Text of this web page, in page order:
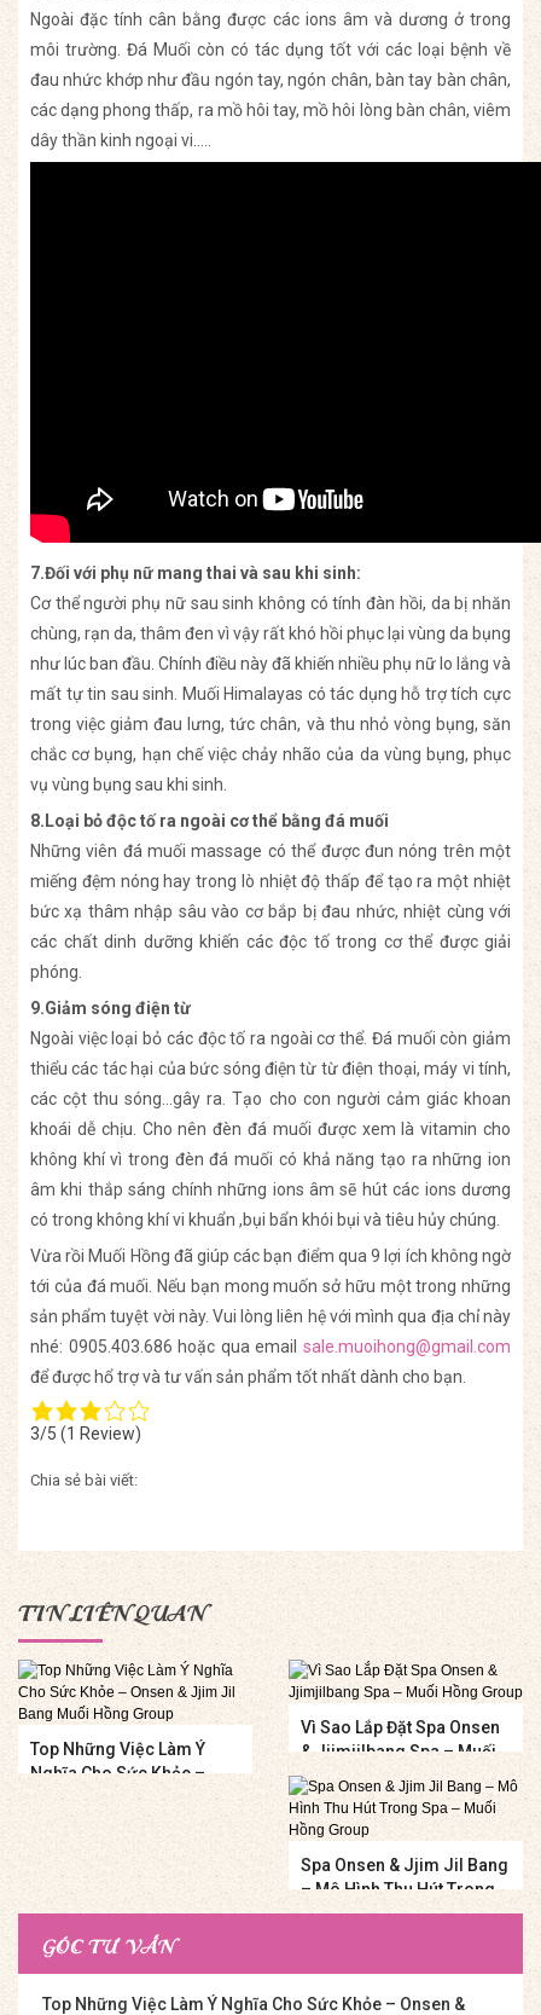
Ngoài đặc tính cân bằng được các ions âm và dương ở trong
môi trường. Đá Muối còn có tác dụng tốt với các loại bệnh về
đau nhức khớp như đầu ngón tay, ngón chân, bàn tay bàn chân,
các dạng phong thấp, ra mồ hôi tay, mồ hôi lòng bàn chân, viêm
dây thần kinh ngoại vi…..
7.Đối với phụ nữ mang thai và sau khi sinh:
Cơ thể người phụ nữ sau sinh không có tính đàn hồi, da bị nhăn
chùng, rạn da, thâm đen vì vậy rất khó hồi phục lại vùng da bụng
như lúc ban đầu. Chính điều này đã khiến nhiều phụ nữ lo lắng và
mất tự tin sau sinh. Muối Himalayas có tác dụng hỗ trợ tích cực
trong việc giảm đau lưng, tức chân, và thu nhỏ vòng bụng, săn
chắc cơ bụng, hạn chế việc chảy nhão của da vùng bụng, phục
vụ vùng bụng sau khi sinh.
8.Loại bỏ độc tố ra ngoài cơ thể bằng đá muối
Những viên đá muối massage có thể được đun nóng trên một
miếng đệm nóng hay trong lò nhiệt độ thấp để tạo ra một nhiệt
bức xạ thâm nhập sâu vào cơ bắp bị đau nhức, nhiệt cùng với
các chất dinh dưỡng khiến các độc tố trong cơ thể được giải
phóng.
9.Giảm sóng điện từ
Ngoài việc loại bỏ các độc tố ra ngoài cơ thể. Đá muối còn giảm
thiểu các tác hại của bức sóng điện từ từ điện thoại, máy vi tính,
các cột thu sóng…gây ra. Tạo cho con người cảm giác khoan
khoái dễ chịu. Cho nên đèn đá muối được xem là vitamin cho
không khí vì trong đèn đá muối có khả năng tạo ra những ion
âm khi thắp sáng chính những ions âm sẽ hút các ions dương
có trong không khí vi khuẩn ,bụi bẩn khói bụi và tiêu hủy chúng.
Vừa rồi Muối Hồng đã giúp các bạn điểm qua 9 lợi ích không ngờ
tới của đá muối. Nếu bạn mong muốn sở hữu một trong những
sản phẩm tuyệt vời này. Vui lòng liên hệ với mình qua địa chỉ này
nhé: 0905.403.686 hoặc qua email sale.muoihong@gmail.com
để được hổ trợ và tư vấn sản phẩm tốt nhất dành cho bạn.
3/5 (1 Review)
Chia sẻ bài viết:
TIN LIÊN QUAN
Top Những Việc Làm Ý
Nghĩa Cho Sức Khỏe –
Onsen & Jjim Jil Bang
Muối Hồng Group
Vì Sao Lắp Đặt Spa Onsen
& Jjimjilbang Spa – Muối
Hồng Group
Spa Onsen & Jjim Jil Bang
– Mô Hình Thu Hút Trong
Spa – Muối Hồng Group
GÓC TƯ VẤN
Top Những Việc Làm Ý Nghĩa Cho Sức Khỏe – Onsen &